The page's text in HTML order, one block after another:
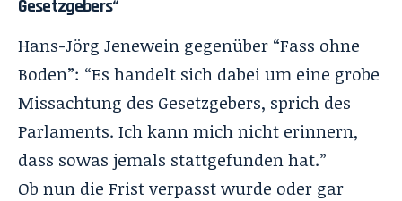
Gesetzgebers“
Hans-Jörg Jenewein gegenüber “Fass ohne
Boden”: “Es handelt sich dabei um eine grobe
Missachtung des Gesetzgebers, sprich des
Parlaments. Ich kann mich nicht erinnern,
dass sowas jemals stattgefunden hat.”
Ob nun die Frist verpasst wurde oder gar